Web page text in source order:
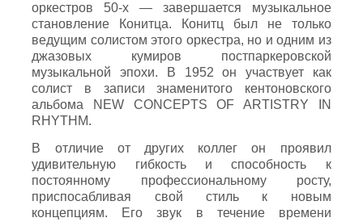
оркестров 50-х — завершается музыкальное
становление Конитца. Конитц был не только
ведущим солистом этого оркестра, но и одним из
джазовых кумиров постпаркеровской
музыкальной эпохи. В 1952 он участвует как
солист в записи знаменитого кентоновского
альбома NEW CONCEPTS OF ARTISTRY IN
RHYTHM.
В отличие от других коллег он проявил
удивительную гибкость и способность к
постоянному профессиональному росту,
приспосабливая свой стиль к новым
концепциям. Его звук в течение времени